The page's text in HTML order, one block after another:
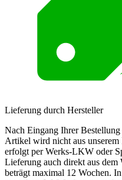
Lieferung durch Hersteller
Nach Eingang Ihrer
Artikel wird nicht aus
erfolgt per Werks-LKW oder
Lieferung auch direkt aus
beträgt maximal 12 Wochen.